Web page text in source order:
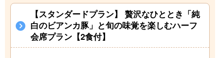
【スタンダードプラン】 贅沢なひととき「純
白のビアンカ豚」と旬の味覚を楽しむハーフ
会席プラン【2食付】